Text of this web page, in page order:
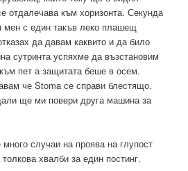
отдалечава към хоризонта. Секунда
мен с един такъв леко плашещ
да давам каквито и да било
сутринта успяхме да възстановим
пет а защитата беше в осем.
че Stoma се справи блестящо.
ще ми повери друга машина за
случаи на проява на глупост
хвалби за един постинг.